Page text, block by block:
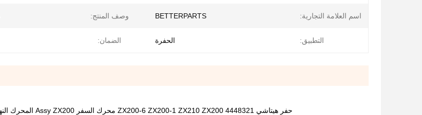
اسم العلامة التجارية: BETTERPARTS وصف المنتج:
التطبيق: الحفرة الضمان:
حفر هيتاشي 4448321 ZX200-6 ZX200-1 ZX210 ZX200 محرك السفر Assy ZX200 المحرك النهائي